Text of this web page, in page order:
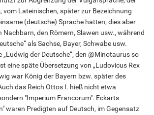
vom Lateinischen, später zur Bezeichnung
(deutsche) Sprache hatten; dies aber
Nachbarn, den Römern, Slawen usw., während
als Sachse, Bayer, Schwabe usw.
„Ludwig der Deutsche“, den @Minotaurus so
eine späte Übersetzung von „Ludovicus Rex
war König der Bayern bzw. später des
das Reich Ottos I. hieß nicht etwa
"Imperium Francorum". Eckarts
waren Predigten auf Deutsch, im Gegensatz